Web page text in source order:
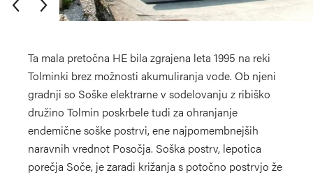
Ta mala pretočna HE bila zgrajena leta 1995 na reki
Tolminki brez možnosti akumuliranja vode. Ob njeni
gradnji so Soške elektrarne v sodelovanju z ribiško
družino Tolmin poskrbele tudi za ohranjanje
endemične soške postrvi, ene najpomembnejših
naravnih vrednot Posočja. Soška postrv, lepotica
porečja Soče, je zaradi križanja s potočno postrvjo že